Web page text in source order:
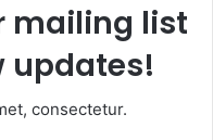
mailing list
updates!
consectetur.